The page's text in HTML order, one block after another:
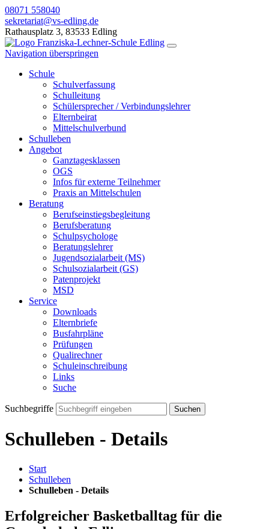
08071 558040
sekretariat@vs-edling.de
Rathausplatz 3, 83533 Edling
Navigation überspringen
Schule
Schulverfassung
Schulleitung
Schülersprecher / Verbindungslehrer
Elternbeirat
Mittelschulverbund
Schulleben
Angebot
Ganztagesklassen
OGS
Infos für externe Teilnehmer
Praxis an Mittelschulen
Beratung
Berufseinstiegsbegleitung
Berufsberatung
Schulpsychologe
Beratungslehrer
Jugendsozialarbeit (MS)
Schulsozialarbeit (GS)
Patenprojekt
MSD
Service
Downloads
Elternbriefe
Busfahrpläne
Prüfungen
Qualirechner
Schuleinschreibung
Links
Suche
Suchbegriffe Suchen
Schulleben - Details
Start
Schulleben
Schulleben - Details
Erfolgreicher Basketballtag für die